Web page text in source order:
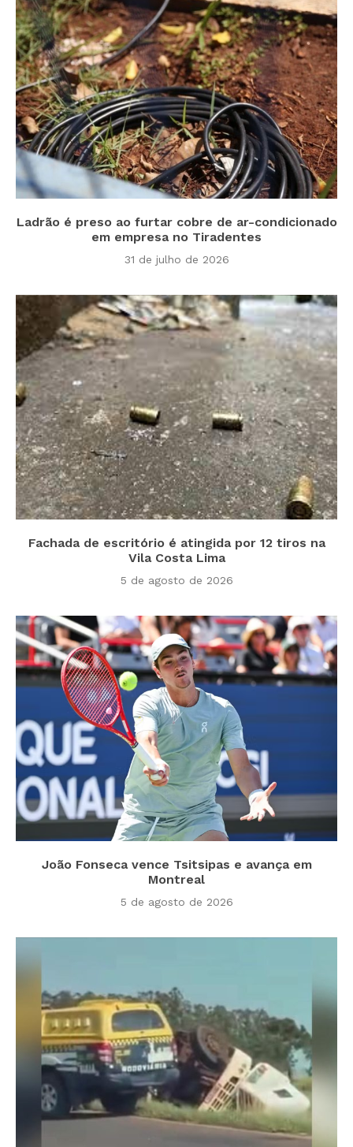
Ladrão é preso ao furtar cobre de ar-condicionado
em empresa no Tiradentes
31 de julho de 2026
Fachada de escritório é atingida por 12 tiros na
Vila Costa Lima
5 de agosto de 2026
João Fonseca vence Tsitsipas e avança em
Montreal
5 de agosto de 2026